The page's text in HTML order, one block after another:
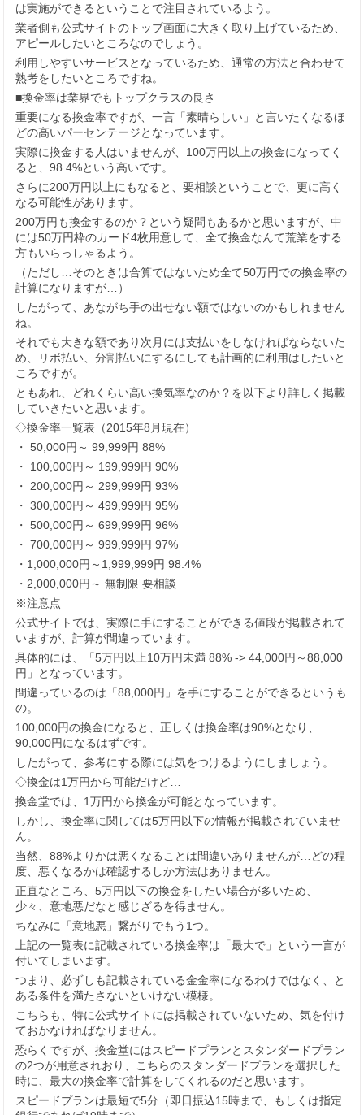
は実施ができるということで注目されているよう。
業者側も公式サイトのトップ画面に大きく取り上げているため、
アピールしたいところなのでしょう。
利用しやすいサービスとなっているため、通常の方法と合わせて
熟考をしたいところですね。
■換金率は業界でもトップクラスの良さ
重要になる換金率ですが、一言「素晴らしい」と言いたくなるほ
どの高いパーセンテージとなっています。
実際に換金する人はいませんが、100万円以上の換金になってく
ると、98.4%という高いです。
さらに200万円以上にもなると、要相談ということで、更に高く
なる可能性があります。
200万円も換金するのか？という疑問もあるかと思いますが、中
には50万円枠のカード4枚用意して、全て換金なんて荒業をする
方もいらっしゃるよう。
（ただし…そのときは合算ではないため全て50万円での換金率の
計算になりますが…）
したがって、あながち手の出せない額ではないのかもしれません
ね。
それでも大きな額であり次月には支払いをしなければならないた
め、リボ払い、分割払いにするにしても計画的に利用はしたいと
ころですが。
ともあれ、どれくらい高い換気率なのか？を以下より詳しく掲載
していきたいと思います。
◇換金率一覧表（2015年8月現在）
・ 50,000円～ 99,999円 88%
・ 100,000円～ 199,999円 90%
・ 200,000円～ 299,999円 93%
・ 300,000円～ 499,999円 95%
・ 500,000円～ 699,999円 96%
・ 700,000円～ 999,999円 97%
・1,000,000円～1,999,999円 98.4%
・2,000,000円～ 無制限 要相談
※注意点
公式サイトでは、実際に手にすることができる値段が掲載されて
いますが、計算が間違っています。
具体的には、「5万円以上10万円未満 88% -> 44,000円～88,000
円」となっています。
間違っているのは「88,000円」を手にすることができるというも
の。
100,000円の換金になると、正しくは換金率は90%となり、
90,000円になるはずです。
したがって、参考にする際には気をつけるようにしましょう。
◇換金は1万円から可能だけど…
換金堂では、1万円から換金が可能となっています。
しかし、換金率に関しては5万円以下の情報が掲載されていませ
ん。
当然、88%よりかは悪くなることは間違いありませんが…どの程
度、悪くなるかは確認するしか方法はありません。
正直なところ、5万円以下の換金をしたい場合が多いため、
少々、意地悪だなと感じざるを得ません。
ちなみに「意地悪」繋がりでもう1つ。
上記の一覧表に記載されている換金率は「最大で」という一言が
付いてしまいます。
つまり、必ずしも記載されている金金率になるわけではなく、と
ある条件を満たさないといけない模様。
こちらも、特に公式サイトには掲載されていないため、気を付け
ておかなければなりません。
恐らくですが、換金堂にはスピードプランとスタンダードプラン
の2つが用意されおり、こちらのスタンダードプランを選択した
時に、最大の換金率で計算をしてくれるのだと思います。
スピードプランは最短で5分（即日振込15時まで、もしくは指定